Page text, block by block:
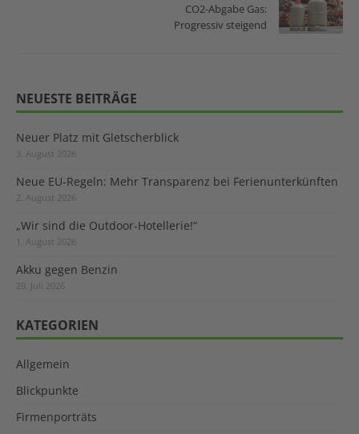
CO2-Abgabe Gas:
Progressiv steigend
NEUESTE BEITRÄGE
Neuer Platz mit Gletscherblick
3. August 2026
Neue EU-Regeln: Mehr Transparenz bei Ferienunterkünften
2. August 2026
„Wir sind die Outdoor-Hotellerie!“
1. August 2026
Akku gegen Benzin
29. Juli 2026
KATEGORIEN
Allgemein
Blickpunkte
Firmenporträts